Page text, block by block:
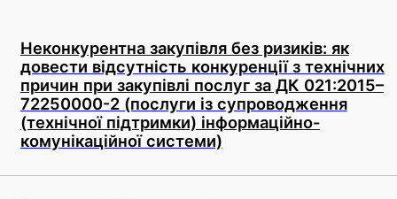
Неконкурентна закупівля без ризиків: як
довести відсутність конкуренції з технічних
причин при закупівлі послуг за ДК 021:2015–
72250000-2 (послуги із супроводження
(технічної підтримки) інформаційно-
комунікаційної системи)